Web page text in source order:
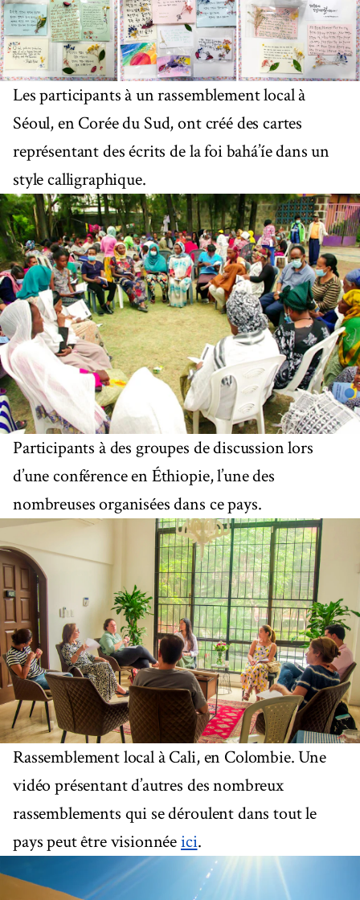
Les participants à un rassemblement local à
Séoul, en Corée du Sud, ont créé des cartes
représentant des écrits de la foi bahá’íe dans un
style calligraphique.
Participants à des groupes de discussion lors
d’une conférence en Éthiopie, l’une des
nombreuses organisées dans ce pays.
Rassemblement local à Cali, en Colombie. Une
vidéo présentant d’autres des nombreux
rassemblements qui se déroulent dans tout le
pays peut être visionnéeici.